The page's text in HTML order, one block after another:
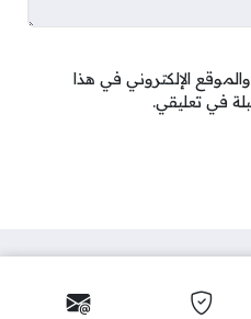
الإلكتروني في هذا
في تعليقي.